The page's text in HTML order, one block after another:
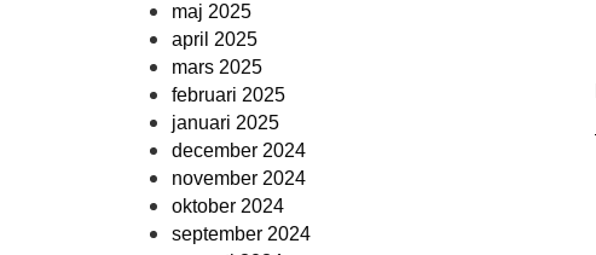
maj 2025
april 2025
mars 2025
februari 2025
januari 2025
december 2024
november 2024
oktober 2024
september 2024